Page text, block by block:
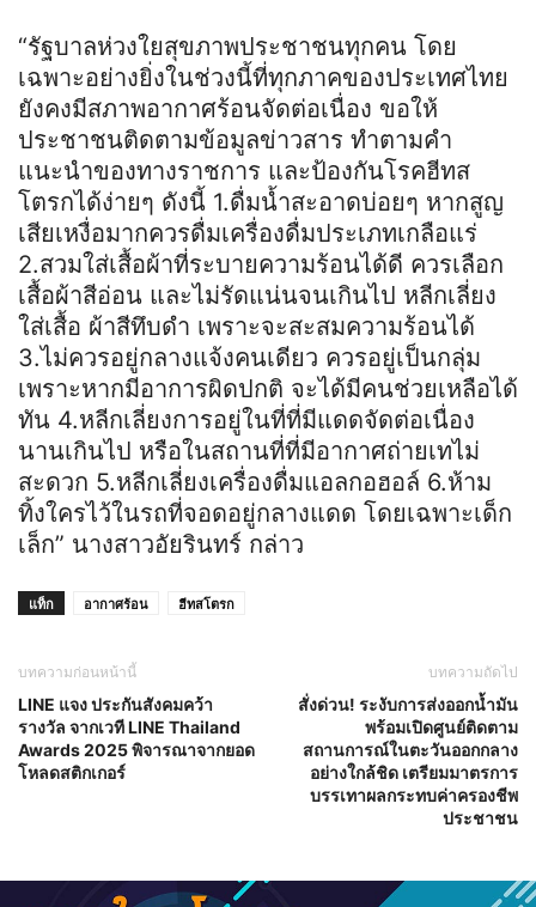
“รัฐบาลห่วงใยสุขภาพประชาชนทุกคน โดย
เฉพาะอย่างยิ่งในช่วงนี้ที่ทุกภาคของประเทศไทย
ยังคงมีสภาพอากาศร้อนจัดต่อเนื่อง ขอให้
ประชาชนติดตามข้อมูลข่าวสาร ทำตามคำ
แนะนำของทางราชการ และป้องกันโรคฮีทส
โตรกได้ง่ายๆ ดังนี้ 1.ดื่มน้ำสะอาดบ่อยๆ หากสูญ
เสียเหงื่อมากควรดื่มเครื่องดื่มประเภทเกลือแร่
2.สวมใส่เสื้อผ้าที่ระบายความร้อนได้ดี ควรเลือก
เสื้อผ้าสีอ่อน และไม่รัดแน่นจนเกินไป หลีกเลี่ยง
ใส่เสื้อ ผ้าสีทึบดํา เพราะจะสะสมความร้อนได้
3.ไม่ควรอยู่กลางแจ้งคนเดียว ควรอยู่เป็นกลุ่ม
เพราะหากมีอาการผิดปกติ จะได้มีคนช่วยเหลือได้
ทัน 4.หลีกเลี่ยงการอยู่ในที่ที่มีแดดจัดต่อเนื่อง
นานเกินไป หรือในสถานที่ที่มีอากาศถ่ายเทไม่
สะดวก 5.หลีกเลี่ยงเครื่องดื่มแอลกอฮอล์ 6.ห้าม
ทิ้งใครไว้ในรถที่จอดอยู่กลางแดด โดยเฉพาะเด็ก
เล็ก” นางสาวอัยรินทร์ กล่าว
แท็ก อากาศร้อน ฮีทสโตรก
บทความก่อนหน้านี้
LINE แจง ประกันสังคมคว้า
รางวัล จากเวที LINE Thailand
Awards 2025 พิจารณาจากยอด
โหลดสติกเกอร์
บทความถัดไป
สั่งด่วน! ระงับการส่งออกน้ำมัน
พร้อมเปิดศูนย์ติดตาม
สถานการณ์ในตะวันออกกลาง
อย่างใกล้ชิด เตรียมมาตรการ
บรรเทาผลกระทบค่าครองชีพ
ประชาชน